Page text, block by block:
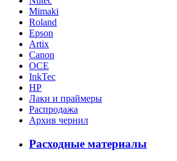
Mimaki
Roland
Epson
Artix
Canon
OCE
InkTec
HP
Лаки и праймеры
Распродажа
Архив чернил
Расходные материалы